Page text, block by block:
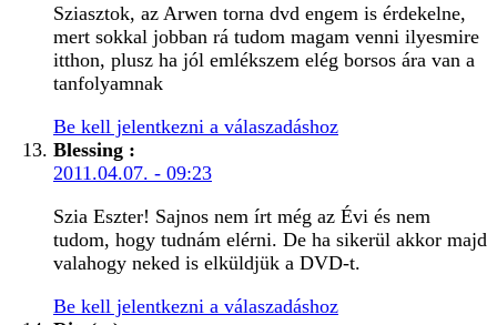
Sziasztok, az Arwen torna dvd engem is érdekelne,
mert sokkal jobban rá tudom magam venni ilyesmire
itthon, plusz ha jól emlékszem elég borsos ára van a
tanfolyamnak
Be kell jelentkezni a válaszadáshoz
Blessing :
2011.04.07. - 09:23
Szia Eszter! Sajnos nem írt még az Évi és nem
tudom, hogy tudnám elérni. De ha sikerül akkor majd
valahogy neked is elküldjük a DVD-t.
Be kell jelentkezni a válaszadáshoz